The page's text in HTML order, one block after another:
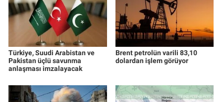
Türkiye, Suudi Arabistan ve
Pakistan üçlü savunma
anlaşması imzalayacak
Brent petrolün varili 83,10
dolardan işlem görüyor